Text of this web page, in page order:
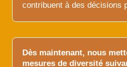
contribuent à des décisions
Dès maintenant, nous
mesures de diversité